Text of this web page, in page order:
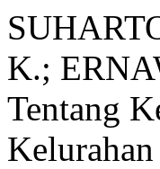
K.;
Tentang